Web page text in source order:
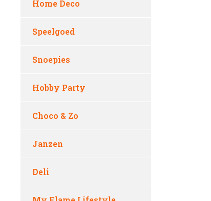
Home Deco
Speelgoed
Snoepies
Hobby Party
Choco & Zo
Janzen
Deli